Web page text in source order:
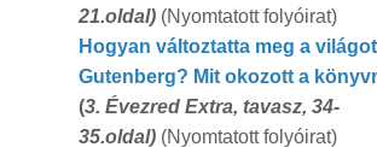
21.oldal) (Nyomtatott folyóirat)
Hogyan változtatta meg a
Gutenberg? Mit okozott a
(3. Évezred Extra, tavasz, 34-
35.oldal) (Nyomtatott folyóirat)